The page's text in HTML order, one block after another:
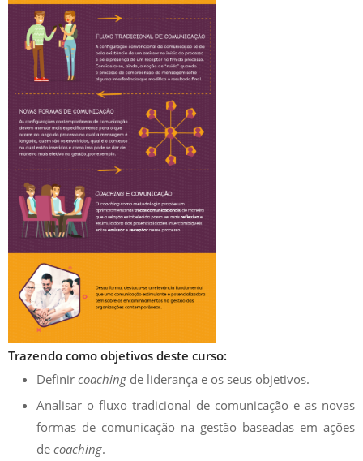
Trazendo como objetivos deste curso:
Definir coaching de liderança e os seus objetivos.
Analisar o fluxo tradicional de comunicação e as novas
formas de comunicação na gestão baseadas em ações
de coaching.